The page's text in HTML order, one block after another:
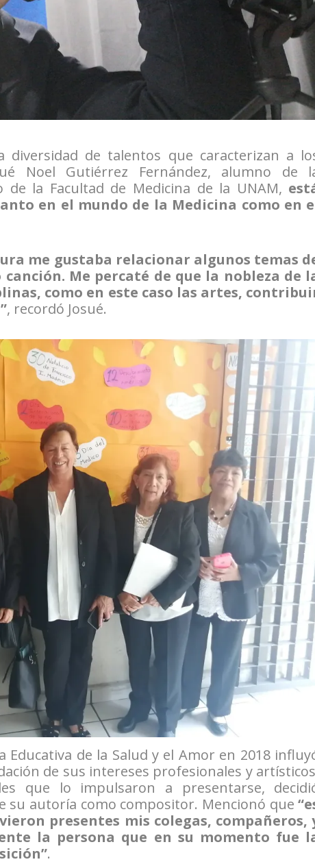
de talentos que caracterizan a
Noel Gutiérrez Fernández, alumno de
de la Facultad de Medicina de la UNAM,
en el mundo de la Medicina como en
me gustaba relacionar algunos temas
Me percaté de que la nobleza de
como en este caso las artes,
, recordó Josué.
Educativa de la Salud y el Amor en 2018
de sus intereses profesionales y
que lo impulsaron a presentarse,
su autoría como compositor. Mencionó que
presentes mis colegas, compañeros,
la persona que en su momento fue
.